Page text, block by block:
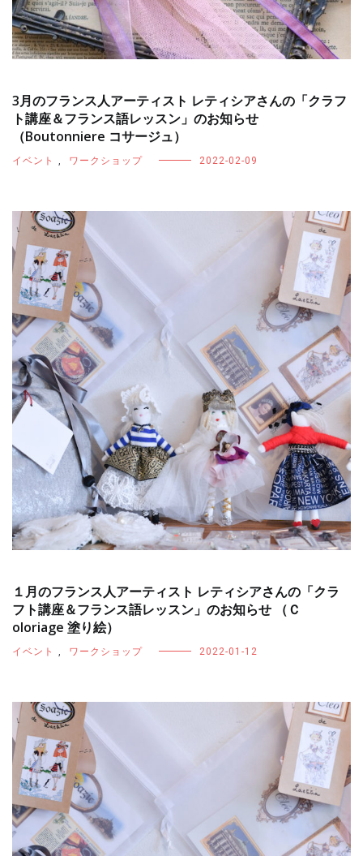
3月のフランス人アーティスト レティシアさんの「クラフ
ト講座＆フランス語レッスン」のお知らせ
（Boutonniere コサージュ）
イベント , ワークショップ 2022-02-09
１月のフランス人アーティスト レティシアさんの「クラ
フト講座＆フランス語レッスン」のお知らせ （Ｃ
oloriage 塗り絵）
イベント , ワークショップ 2022-01-12